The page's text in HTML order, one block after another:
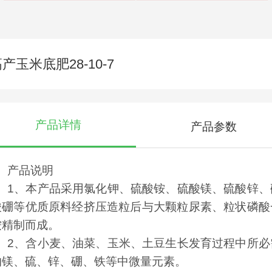
玉米底肥28-10-7
产品详情 产品参数
产品说明
1、本产品采用氯化钾、硫酸铵、硫酸镁、硫酸锌
等优质原料经挤压造粒后与大颗粒尿素、粒状磷酸
制而成。
2、含小麦、油菜、玉米、土豆生长发育过程中所必
、硫、锌、硼、铁等中微量元素。